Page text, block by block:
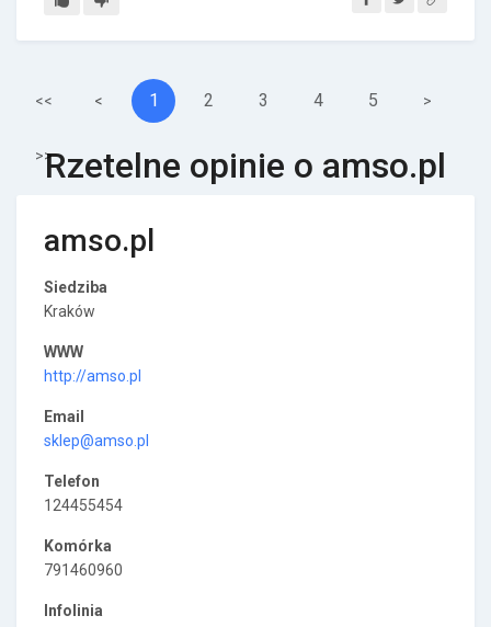
<< < 1 2 3 4 5 >
>>Rzetelne opinie o amso.pl
amso.pl
Siedziba
Kraków
WWW
http://amso.pl
Email
sklep@amso.pl
Telefon
124455454
Komórka
791460960
Infolinia